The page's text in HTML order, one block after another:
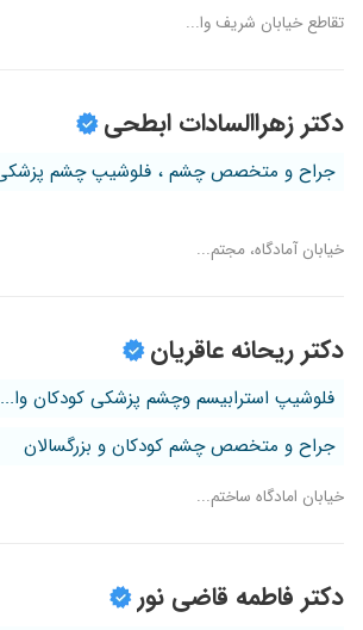
تقاطع خیابان شریف وا...
دکتر زهراالسادات ابطحی
خیابان آمادگاه، مجتم...
دکتر ریحانه عاقریان
فلوشیپ استرابیسم وچشم پزشکی کودکان وا...
جراح و متخصص چشم کودکان و بزرگسالان
خیابان امادگاه ساختم...
دکتر فاطمه قاضی نور